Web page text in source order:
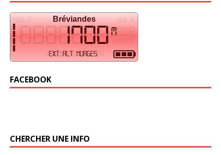
FACEBOOK
CHERCHER UNE INFO